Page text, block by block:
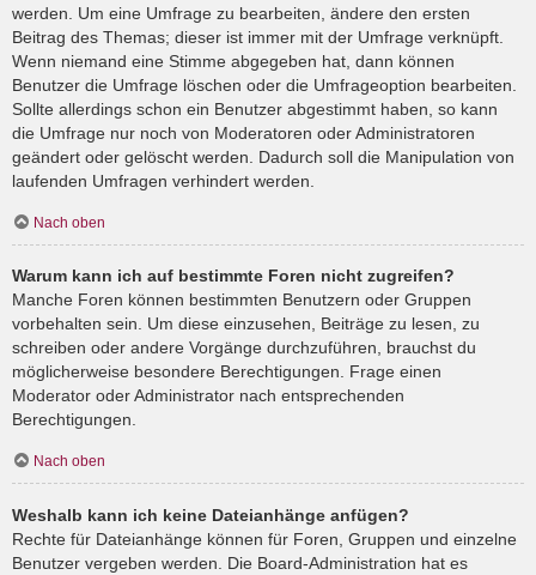
werden. Um eine Umfrage zu bearbeiten, ändere den ersten
Beitrag des Themas; dieser ist immer mit der Umfrage verknüpft.
Wenn niemand eine Stimme abgegeben hat, dann können
Benutzer die Umfrage löschen oder die Umfrageoption bearbeiten.
Sollte allerdings schon ein Benutzer abgestimmt haben, so kann
die Umfrage nur noch von Moderatoren oder Administratoren
geändert oder gelöscht werden. Dadurch soll die Manipulation von
laufenden Umfragen verhindert werden.
Nach oben
Warum kann ich auf bestimmte Foren nicht zugreifen?
Manche Foren können bestimmten Benutzern oder Gruppen
vorbehalten sein. Um diese einzusehen, Beiträge zu lesen, zu
schreiben oder andere Vorgänge durchzuführen, brauchst du
möglicherweise besondere Berechtigungen. Frage einen
Moderator oder Administrator nach entsprechenden
Berechtigungen.
Nach oben
Weshalb kann ich keine Dateianhänge anfügen?
Rechte für Dateianhänge können für Foren, Gruppen und einzelne
Benutzer vergeben werden. Die Board-Administration hat es